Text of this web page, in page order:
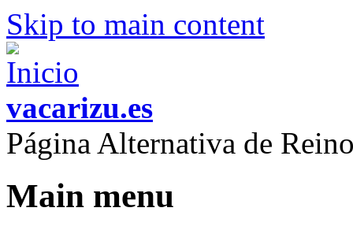
Skip to main content
vacarizu.es
Página Alternativa de
Main menu